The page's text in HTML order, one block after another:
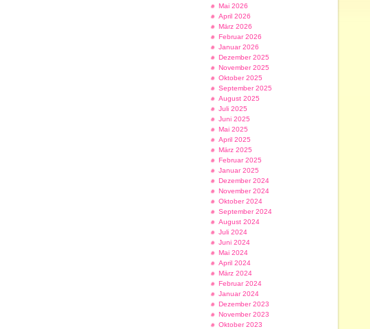
Mai 2026
April 2026
März 2026
Februar 2026
Januar 2026
Dezember 2025
November 2025
Oktober 2025
September 2025
August 2025
Juli 2025
Juni 2025
Mai 2025
April 2025
März 2025
Februar 2025
Januar 2025
Dezember 2024
November 2024
Oktober 2024
September 2024
August 2024
Juli 2024
Juni 2024
Mai 2024
April 2024
März 2024
Februar 2024
Januar 2024
Dezember 2023
November 2023
Oktober 2023